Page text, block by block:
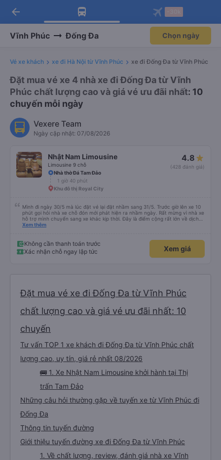
Tải app Vexere ngay!
Nhận ưu đãi thành viên độc
Mở app
Tải app Vexere
-30k/ghế khi đặt vé máy bay qua
Mở app
arrow_back
Vĩnh Phúc Đống Đa Chọn ngày
Vé xe khách xe đi Hà Nội từ Vĩnh Phúc xe đi Đống Đa từ Vĩnh Phúc
Đặt mua vé xe 4 nhà xe đi Đống Đa từ Vĩnh
Phúc chất lượng cao và giá vé ưu đãi nhất: 10
chuyến mỗi ngày
Vexere Team
Ngày cập nhật: 07/08/2026
Nhật Nam Limousine
Limousine 9 chỗ
4.8
(428 đánh giá)
Nhà thờ Đá Tam Đảo
1 giờ 40 phút
Khu đô thị Royal City
Mình đi ngày 30/5 mà lúc đặt vé lại đặt nhầm sang 31/5. Trước giờ lên xe 10
phút gọi hỏi nhà xe chỗ đón mới phát hiện ra nhầm ngày. Rất mừng vì nhà xe
hỗ trợ mình chuyển sang xe khác kịp thời. Đây là điểm cộng rất lớn về dịch
vụ. Anh tài xế rất tốt bụng, đã giúp mình có một số thông tin hữu ích khi đến
Xem thêm
Không cần thanh toán trước
Xác nhận chỗ ngay lập tức
Xem giá
Đặt mua vé xe đi Đống Đa từ Vĩnh Phúc
chất lượng cao và giá vé ưu đãi nhất: 10
chuyến
Tư vấn TOP 1 xe khách đi Đống Đa từ Vĩnh Phúc chất
lượng cao, uy tín, giá rẻ nhất 08/2026
🚌 1. Xe Nhật Nam Limousine khởi hành tại Thị
trấn Tam Đảo
Những câu hỏi thường gặp về tuyến xe từ Vĩnh Phúc đi
Đống Đa
Thông tin tuyến đường
Giới thiệu tuyến đường xe đi Đống Đa từ Vĩnh Phúc
1. Về chất lượng, review, đánh giá nhà xe Vĩnh